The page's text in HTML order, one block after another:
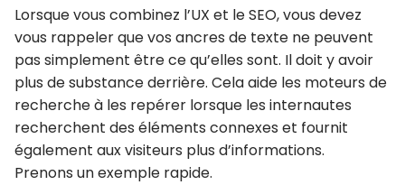
Lorsque vous combinez l’UX et le SEO, vous devez
vous rappeler que vos ancres de texte ne peuvent
pas simplement être ce qu’elles sont. Il doit y avoir
plus de substance derrière. Cela aide les moteurs de
recherche à les repérer lorsque les internautes
recherchent des éléments connexes et fournit
également aux visiteurs plus d’informations.
Prenons un exemple rapide.